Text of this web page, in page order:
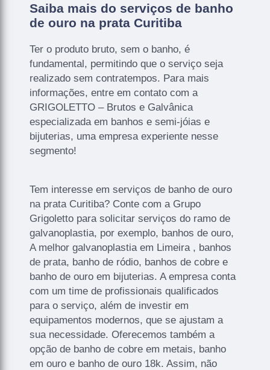
Saiba mais do serviços de banho
de ouro na prata Curitiba
Ter o produto bruto, sem o banho, é
fundamental, permitindo que o serviço seja
realizado sem contratempos. Para mais
informações, entre em contato com a
GRIGOLETTO – Brutos e Galvânica
especializada em banhos e semi-jóias e
bijuterias, uma empresa experiente nesse
segmento!
Tem interesse em serviços de banho de ouro
na prata Curitiba? Conte com a Grupo
Grigoletto para solicitar serviços do ramo de
galvanoplastia, por exemplo, banhos de ouro,
A melhor galvanoplastia em Limeira , banhos
de prata, banho de ródio, banhos de cobre e
banho de ouro em bijuterias. A empresa conta
com um time de profissionais qualificados
para o serviço, além de investir em
equipamentos modernos, que se ajustam a
sua necessidade. Oferecemos também a
opção de banho de cobre em metais, banho
em ouro e banho de ouro 18k. Assim, não